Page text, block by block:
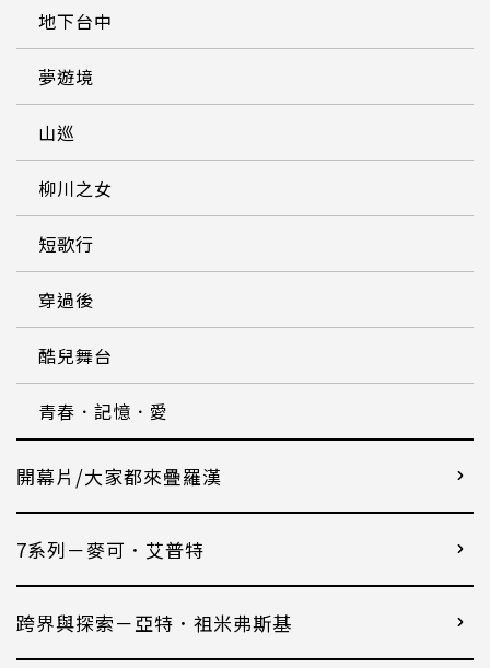
地下台中
夢遊境
山巡
柳川之女
短歌行
穿過後
酷兒舞台
青春．記憶．愛
開幕片/大家都來疊羅漢
7系列－麥可．艾普特
跨界與探索－亞特．祖米弗斯基